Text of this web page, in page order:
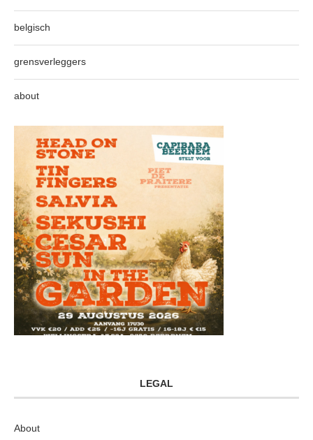
belgisch
grensverleggers
about
LEGAL
About